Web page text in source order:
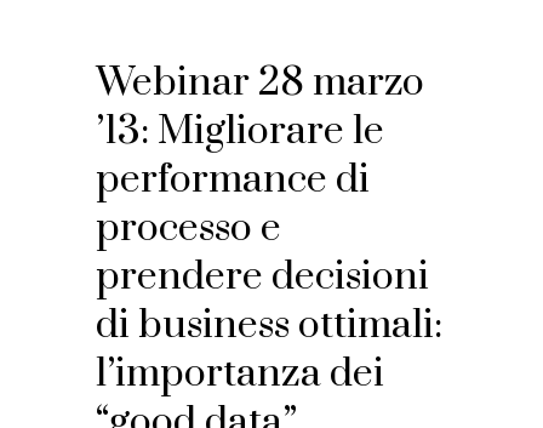
Webinar 28 marzo
’13: Migliorare le
performance di
processo e
prendere decisioni
di business ottimali:
l’importanza dei